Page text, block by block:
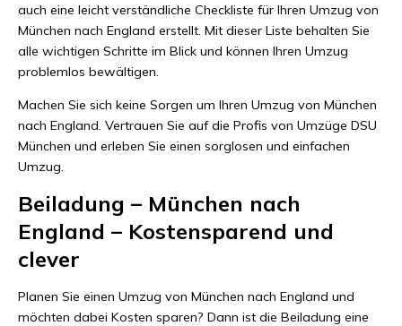
auch eine leicht verständliche Checkliste für Ihren Umzug von
München nach England erstellt. Mit dieser Liste behalten Sie
alle wichtigen Schritte im Blick und können Ihren Umzug
problemlos bewältigen.
Machen Sie sich keine Sorgen um Ihren Umzug von München
nach England. Vertrauen Sie auf die Profis von Umzüge DSU
München und erleben Sie einen sorglosen und einfachen
Umzug.
Beiladung – München nach
England – Kostensparend und
clever
Planen Sie einen Umzug von München nach England und
möchten dabei Kosten sparen? Dann ist die Beiladung eine